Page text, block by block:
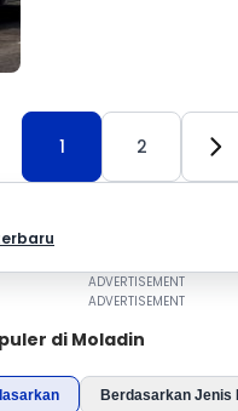
1 2
di Moladin
Berdasarkan Jenis